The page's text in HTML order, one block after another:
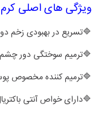
ویژگی های اصلی
🔷تسریع در بهبودی زخم
🔷ترمیم سوختگی دور چشم
🔷ترمیم کننده مخصوص
🔷دارای خواص آنتی